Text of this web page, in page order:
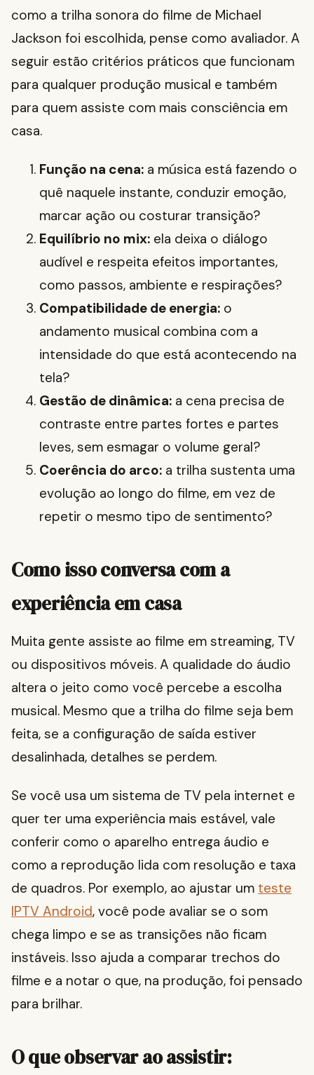
como a trilha sonora do filme de Michael
Jackson foi escolhida, pense como avaliador. A
seguir estão critérios práticos que funcionam
para qualquer produção musical e também
para quem assiste com mais consciência em
casa.
Função na cena: a música está fazendo o
quê naquele instante, conduzir emoção,
marcar ação ou costurar transição?
Equilíbrio no mix: ela deixa o diálogo
audível e respeita efeitos importantes,
como passos, ambiente e respirações?
Compatibilidade de energia: o
andamento musical combina com a
intensidade do que está acontecendo na
tela?
Gestão de dinâmica: a cena precisa de
contraste entre partes fortes e partes
leves, sem esmagar o volume geral?
Coerência do arco: a trilha sustenta uma
evolução ao longo do filme, em vez de
repetir o mesmo tipo de sentimento?
Como isso conversa com a
experiência em casa
Muita gente assiste ao filme em streaming, TV
ou dispositivos móveis. A qualidade do áudio
altera o jeito como você percebe a escolha
musical. Mesmo que a trilha do filme seja bem
feita, se a configuração de saída estiver
desalinhada, detalhes se perdem.
Se você usa um sistema de TV pela internet e
quer ter uma experiência mais estável, vale
conferir como o aparelho entrega áudio e
como a reprodução lida com resolução e taxa
de quadros. Por exemplo, ao ajustar um teste
IPTV Android, você pode avaliar se o som
chega limpo e se as transições não ficam
instáveis. Isso ajuda a comparar trechos do
filme e a notar o que, na produção, foi pensado
para brilhar.
O que observar ao assistir: